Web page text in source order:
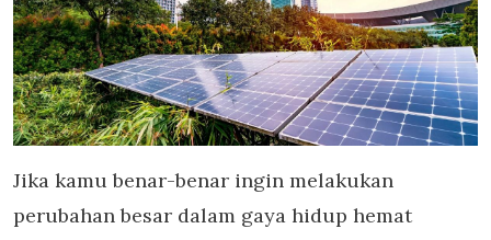
Jika kamu benar-benar ingin melakukan
perubahan besar dalam gaya hidup hemat